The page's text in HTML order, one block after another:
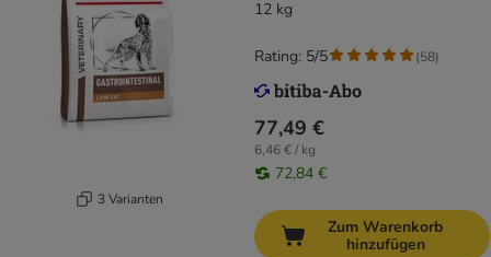
3 Varianten
12 kg
77,49 €
6,46 € / kg
72,84 €
Rating: 5/5 (58)
Zum Warenkorb
hinzufügen